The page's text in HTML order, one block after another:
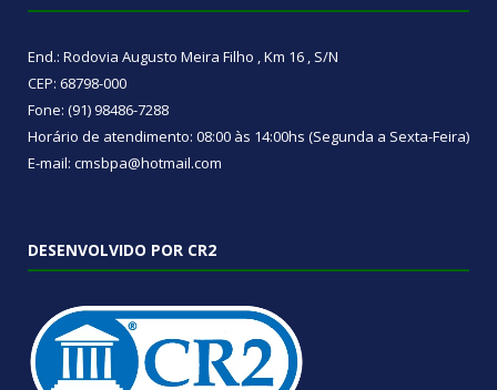
End.: Rodovia Augusto Meira Filho , Km 16 , S/N
CEP: 68798-000
Fone: (91) 98486-7288
Horário de atendimento: 08:00 às 14:00hs (Segunda a Sexta-Feira)
E-mail: cmsbpa@hotmail.com
DESENVOLVIDO POR CR2